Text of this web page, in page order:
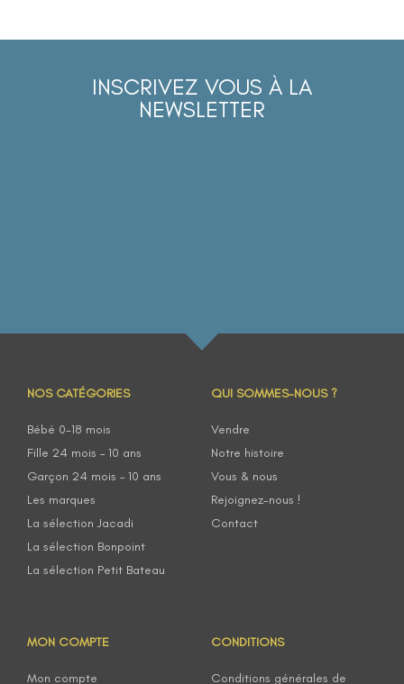
INSCRIVEZ VOUS À LA
NEWSLETTER
NOS CATÉGORIES
Bébé 0-18 mois
Fille 24 mois – 10 ans
Garçon 24 mois – 10 ans
Les marques
La sélection Jacadi
La sélection Bonpoint
La sélection Petit Bateau
QUI SOMMES-NOUS ?
Vendre
Notre histoire
Vous & nous
Rejoignez-nous !
Contact
MON COMPTE
Mon compte
CONDITIONS
Conditions générales de